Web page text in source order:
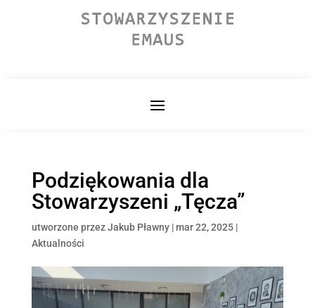
Podziękowania dla
Stowarzyszeni „Tęcza”
utworzone przezJakub Pławny|mar 22, 2025|
Aktualności